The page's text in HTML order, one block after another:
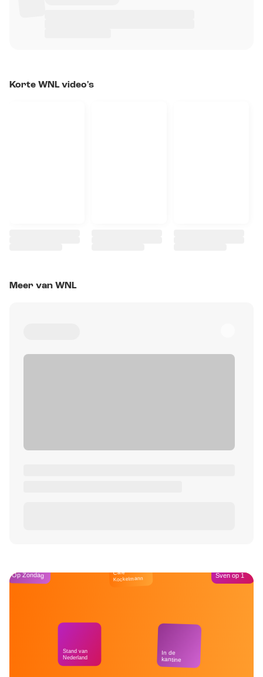
Korte WNL video's
Meer van WNL
Op Zondag
Stand van
Nederland
Café
Kockelmann
In de
kantine
Sven op 1